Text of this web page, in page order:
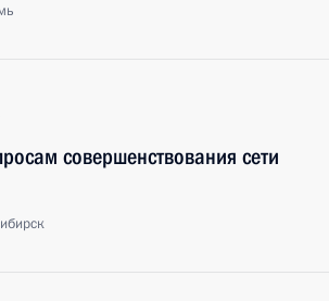
совершенствования сети